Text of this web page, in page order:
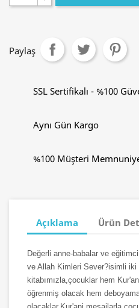
Paylaş
SSL Sertifikalı - %100
Aynı Gün Kargo
%100 Müşteri
Açıklama Ürün
Değerli anne-babalar ve
ve Allah Kimleri Sever?isimli iki
kitabımızla,çocuklar hem
öğrenmiş olacak hem